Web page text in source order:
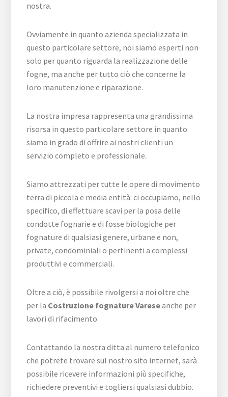
nostra.
Ovviamente in quanto azienda specializzata in
questo particolare settore, noi siamo esperti non
solo per quanto riguarda la realizzazione delle
fogne, ma anche per tutto ciò che concerne la
loro manutenzione e riparazione.
La nostra impresa rappresenta una grandissima
risorsa in questo particolare settore in quanto
siamo in grado di offrire ai nostri clienti un
servizio completo e professionale.
Siamo attrezzati per tutte le opere di movimento
terra di piccola e media entità: ci occupiamo, nello
specifico, di effettuare scavi per la posa delle
condotte fognarie e di fosse biologiche per
fognature di qualsiasi genere, urbane e non,
private, condominiali o pertinenti a complessi
produttivi e commerciali.
Oltre a ciò, è possibile rivolgersi a noi oltre che
per la Costruzione fognature Vareseanche per
lavori di rifacimento.
Contattando la nostra ditta al numero telefonico
che potrete trovare sul nostro sito internet, sarà
possibile ricevere informazioni più specifiche,
richiedere preventivi e togliersi qualsiasi dubbio.